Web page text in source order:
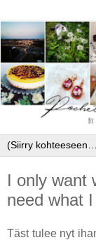
I only want
need what
Täst tulee nyt